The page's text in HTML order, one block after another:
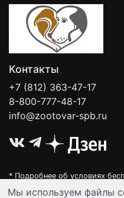
Контакты
+7 (812) 363-47-17
8-800-777-48-17
info@zootovar-spb.ru
* Подробнее об условиях
узнать на нашей
Мы используем файлы